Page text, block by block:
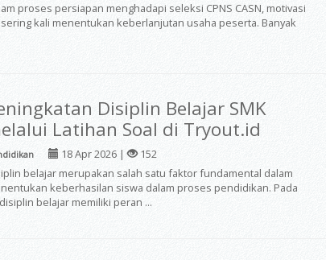
proses persiapan menghadapi seleksi CPNS CASN, motivasi
kali menentukan keberlanjutan usaha peserta. Banyak
Disiplin Belajar SMK
Latihan Soal di Tryout.id
18 Apr 2026 |
152
belajar merupakan salah satu faktor fundamental dalam
keberhasilan siswa dalam proses pendidikan. Pada
belajar memiliki peran ...